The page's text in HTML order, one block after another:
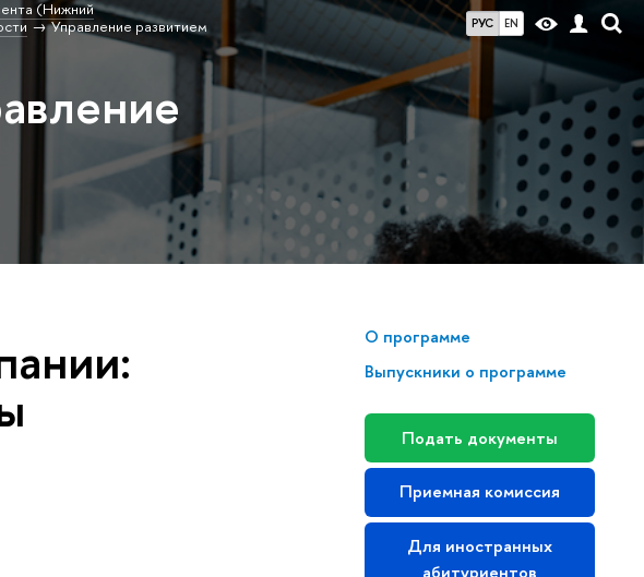
РУС EN
(Нижний
Управление развитием
О программе
Выпускники о программе
Подать документы
Приемная комиссия
Для иностранных